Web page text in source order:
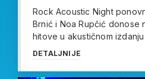
Rock Acoustic Night
Brnić i Noa Rupčić donose
hitove u akustičnom
DETALJNIJE